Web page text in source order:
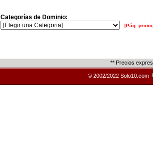
Categorías de Dominio:
[Pág.
** Precios
© 2002/2022 Solo10.com